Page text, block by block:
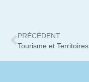
PRÉCÉDENT
Tourisme et Territoires